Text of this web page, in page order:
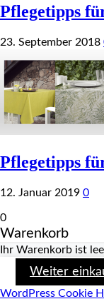
Pflegetipps
23. September 2018
Pflegetipps
12. Januar 2019 0
0
Warenkorb
Ihr Warenkorb ist
Weiter
WordPress Cookie